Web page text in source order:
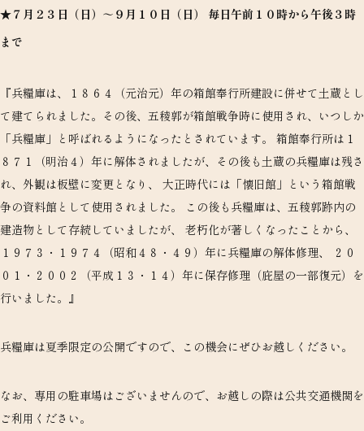
★７月２３日（日）～９月１０日（日） 毎日午前１０時から午後３時
まで
『兵糧庫は、１８６４（元治元）年の箱館奉行所建設に併せて土蔵とし
て建てられました。その後、五稜郭が箱館戦争時に使用され、いつしか
「兵糧庫」と呼ばれるようになったとされています。 箱館奉行所は１
８７１（明治４）年に解体されましたが、その後も土蔵の兵糧庫は残さ
れ、外観は板壁に変更となり、 大正時代には「懐旧館」という箱館戦
争の資料館として使用されました。 この後も兵糧庫は、五稜郭跡内の
建造物として存続していましたが、 老朽化が著しくなったことから、
１９７３・１９７４（昭和４８・４９）年に兵糧庫の解体修理、 ２０
０１・２００２（平成１３・１４）年に保存修理（庇屋の一部復元）を
行いました。』
兵糧庫は夏季限定の公開ですので、この機会にぜひお越しください。
なお、専用の駐車場はございませんので、お越しの際は公共交通機関を
ご利用ください。